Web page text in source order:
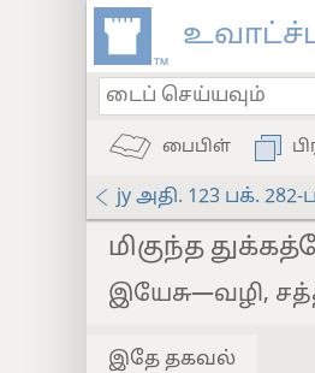
பைபிள்
jy அதி. 123 பக். 282-
மிகுந்த
இயேசு—வழி,
இதே தகவல்